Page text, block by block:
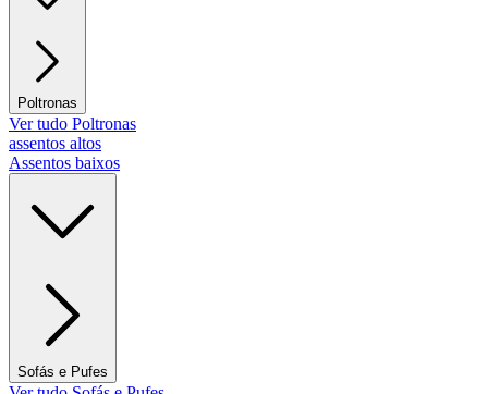
Poltronas
Ver tudo Poltronas
assentos altos
Assentos baixos
Sofás e Pufes